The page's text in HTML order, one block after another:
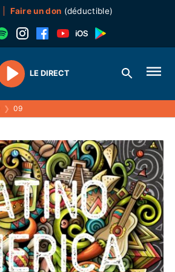
Faire un don (déductible)
Play
LE DIRECT
❯ 09